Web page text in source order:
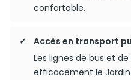
confortable.
Accès en transport
Les lignes de bus et
efficacement le